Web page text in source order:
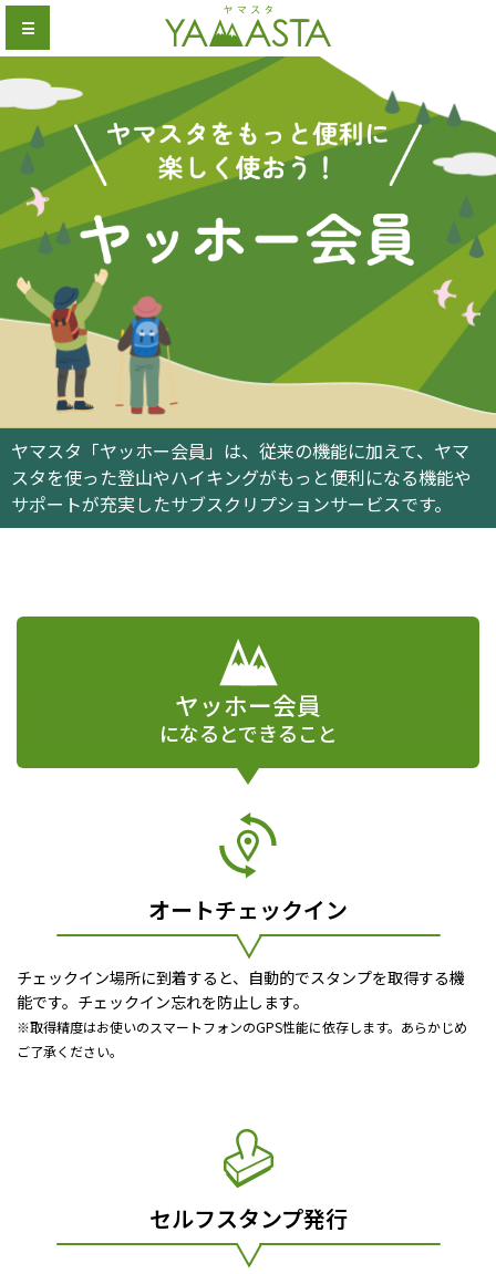
☰
ヤマスタ「ヤッホー会員」は、従来の機能に加えて、ヤマ
スタを使った登山やハイキングがもっと便利になる機能や
サポートが充実したサブスクリプションサービスです。
ヤッホー会員
になるとできること
オートチェックイン
チェックイン場所に到着すると、自動的でスタンプを取得する機
能です。チェックイン忘れを防止します。
※取得精度はお使いのスマートフォンのGPS性能に依存します。あらかじめ
ご了承ください。
セルフスタンプ発行